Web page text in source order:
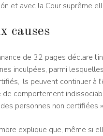
et avec la Cour suprême
causes
de 32 pages déclare
inculpées, parmi
ils peuvent continuer à
de comportement
personnes non certifiées
explique que, même si